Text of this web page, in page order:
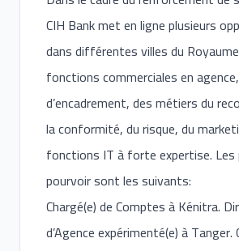
CIH Bank met en ligne plusieurs
dans différentes villes du
fonctions commerciales en
d’encadrement, des métiers du
la conformité, du risque, du
fonctions IT à forte expertise.
pourvoir sont les suivants:
Chargé(e) de Comptes à Kénitra.
d’Agence expérimenté(e) à Tanger.